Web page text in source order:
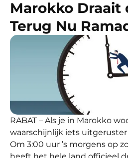
Marokko Draait
Terug Nu
RABAT– Als je in Marokko
waarschijnlijk iets
Om 3:00 uur ’s morgens op